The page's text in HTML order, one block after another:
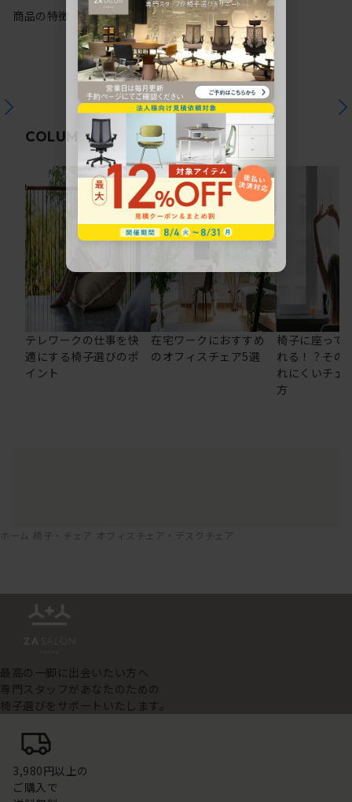
商品の特徴
COLUMN関連コラム
テレワークの仕事を快
適にする椅子選びのポ
イント
在宅ワークにおすすめ
のオフィスチェア5選
椅子に座って
れる！？その
れにくいチェ
方
ホーム 椅子・チェア オフィスチェア・デスクチェア
最高の一脚に出会いたい方へ
専門スタッフがあなたのための
椅子選びをサポートいたします。
3,980円以上の
ご購入で